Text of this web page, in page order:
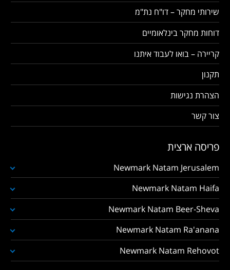
שירותי מחקר – דו"ח נת"מ
דוחות מחקר בינלאומיים
קריירה – בואו לעבוד איתנו
תקנון
הצהרת נגישות
צור קשר
פריסה ארצית
Newmark Natam Jerusalem
Newmark Natam Haifa
Newmark Natam Beer-Sheva
Newmark Natam Ra'anana
Newmark Natam Rehovot